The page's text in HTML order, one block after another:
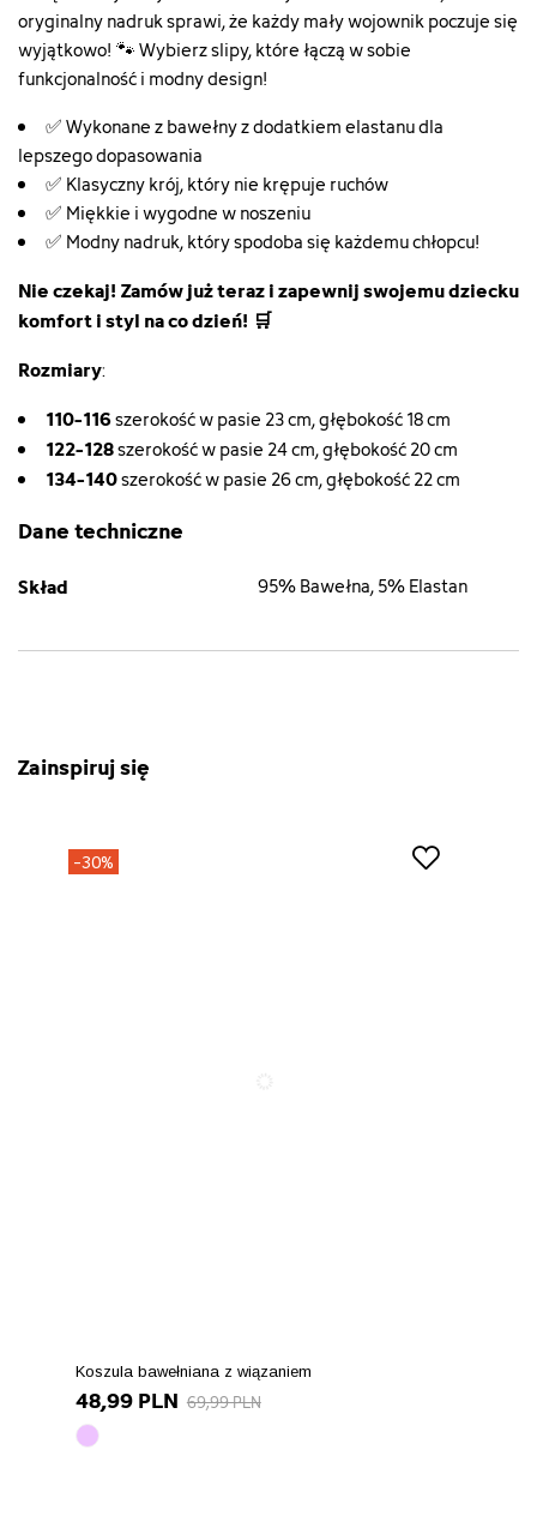
oryginalny nadruk sprawi, że każdy mały wojownik poczuje się
wyjątkowo! 🐾 Wybierz slipy, które łączą w sobie
funkcjonalność i modny design!
✅ Wykonane z bawełny z dodatkiem elastanu dla
lepszego dopasowania
✅ Klasyczny krój, który nie krępuje ruchów
✅ Miękkie i wygodne w noszeniu
✅ Modny nadruk, który spodoba się każdemu chłopcu!
Nie czekaj! Zamów już teraz i zapewnij swojemu dziecku
komfort i styl na co dzień! 🛒
Rozmiary:
110-116szerokość w pasie 23 cm, głębokość 18 cm
122-128szerokość w pasie 24 cm, głębokość 20 cm
134-140szerokość w pasie 26 cm, głębokość 22 cm
Dane techniczne
Skład 95% Bawełna, 5% Elastan
Zainspiruj się
-30%
Koszula bawełniana z wiązaniem
48,99 PLN 69,99 PLN
jasny